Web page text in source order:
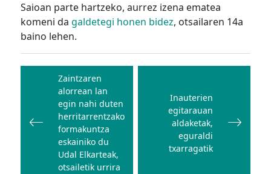
Saioan parte hartzeko, aurrez izena ematea
komeni dagaldetegi honen bidez, otsailaren 14a
baino lehen.
Bidalketetan
zehar
nabigatu
Zaintzaren
alorrean lan
egin nahi duten
herritarrentzako
formakuntza
eskainiko du
Udal Elkarteak,
otsailetik urrira
Inauterien
egitarauan
aldaketak,
eguraldi
txarragatik